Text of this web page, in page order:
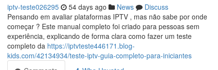
iptv-teste026295 54 days ago News
Discuss
Pensando em avaliar plataformas IPTV , mas não sabe por onde
começar ? Este manual completo foi criado para pessoas sem
experiência, explicando de forma clara como fazer um teste
completo da https://iptvteste446171.blog-
kids.com/42134934/teste-iptv-guia-completo-para-iniciantes